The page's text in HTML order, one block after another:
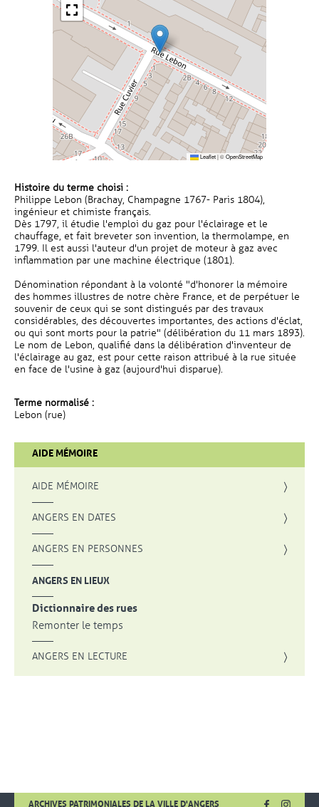
Leaflet|©OpenStreetMap
Histoire du terme choisi :
Philippe Lebon (Brachay, Champagne 1767- Paris 1804),
ingénieur et chimiste français.
Dès 1797, il étudie l'emploi du gaz pour l'éclairage et le
chauffage, et fait breveter son invention, la thermolampe, en
1799. Il est aussi l'auteur d'un projet de moteur à gaz avec
inflammation par une machine électrique (1801).
Dénomination répondant à la volonté "d'honorer la mémoire
des hommes illustres de notre chère France, et de perpétuer le
souvenir de ceux qui se sont distingués par des travaux
considérables, des découvertes importantes, des actions d'éclat,
ou qui sont morts pour la patrie" (délibération du 11 mars 1893).
Le nom de Lebon, qualifié dans la délibération d'inventeur de
l'éclairage au gaz, est pour cette raison attribué à la rue située
en face de l'usine à gaz (aujourd'hui disparue).
Terme normalisé :
Lebon (rue)
AIDE MÉMOIRE
AIDE MÉMOIRE
ANGERS EN DATES
ANGERS EN PERSONNES
ANGERS EN LIEUX
Dictionnaire des rues
Remonter le temps
ANGERS EN LECTURE
ARCHIVES PATRIMONIALES DE LA VILLE D'ANGERS FACEBOOK
, OUVRE
,